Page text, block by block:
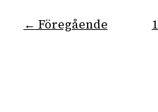
← Föregående 1